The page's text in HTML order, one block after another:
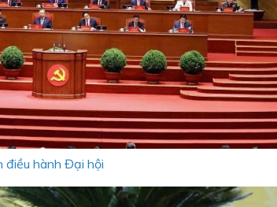
điều hành Đại hội